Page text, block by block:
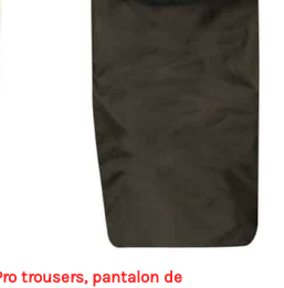
trousers, pantalon de